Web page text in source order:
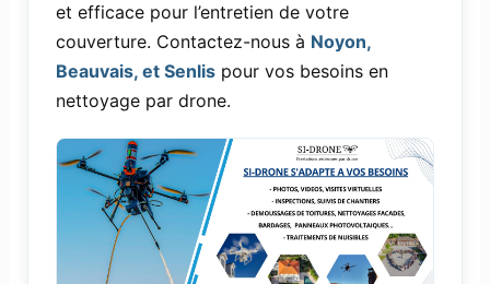
et efficace pour l’entretien de votre
couverture. Contactez-nous à Noyon,
Beauvais, et Senlispour vos besoins en
nettoyage par drone.